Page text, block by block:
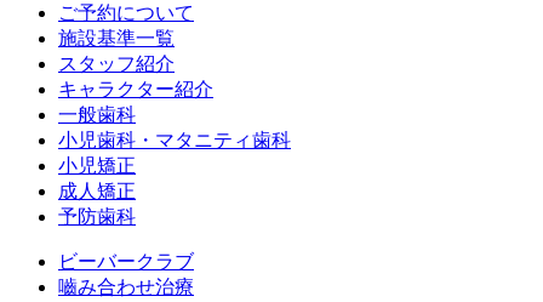
ご予約について
施設基準一覧
スタッフ紹介
キャラクター紹介
一般歯科
小児歯科・マタニティ歯科
小児矯正
成人矯正
予防歯科
ビーバークラブ
嚙み合わせ治療